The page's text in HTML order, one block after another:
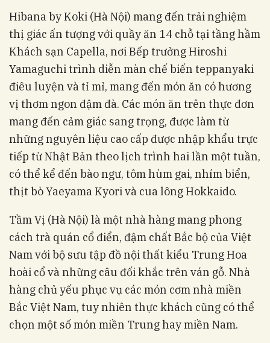
Hibana by Koki (Hà Nội) mang đến trải nghiệm
thị giác ấn tượng với quầy ăn 14 chỗ tại tầng hầm
Khách sạn Capella, nơi Bếp trưởng Hiroshi
Yamaguchi trình diễn màn chế biến teppanyaki
điêu luyện và tỉ mỉ, mang đến món ăn có hương
vị thơm ngon đậm đà. Các món ăn trên thực đơn
mang đến cảm giác sang trọng, được làm từ
những nguyên liệu cao cấp được nhập khẩu trực
tiếp từ Nhật Bản theo lịch trình hai lần một tuần,
có thể kể đến bào ngư, tôm hùm gai, nhím biển,
thịt bò Yaeyama Kyori và cua lông Hokkaido.
Tầm Vị (Hà Nội) là một nhà hàng mang phong
cách trà quán cổ điển, đậm chất Bắc bộ của Việt
Nam với bộ sưu tập đồ nội thất kiểu Trung Hoa
hoài cổ và những câu đối khắc trên ván gỗ. Nhà
hàng chủ yếu phục vụ các món cơm nhà miền
Bắc Việt Nam, tuy nhiên thực khách cũng có thể
chọn một số món miền Trung hay miền Nam.